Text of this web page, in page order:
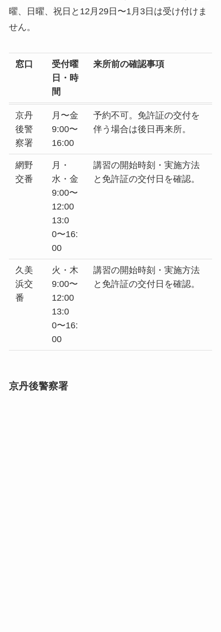
曜、日曜、祝日と12月29日〜1月3日は受け付けま
せん。
窓口
受付曜
日・時
間
来所前の確認事項
京丹
後警
察署
月〜金
9:00〜
16:00
予約不可。免許証の交付を
伴う場合は後日再来所。
網野
交番
月・
水・金
9:00〜
12:00
13:0
0〜16:
00
講習の開始時刻・実施方法
と免許証の交付日を確認。
久美
浜交
番
火・木
9:00〜
12:00
13:0
0〜16:
00
講習の開始時刻・実施方法
と免許証の交付日を確認。
京丹後警察署